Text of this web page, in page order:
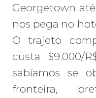
Georgetown
nos pega no
O trajeto
custa $9.000/
sabíamos se
fronteira,